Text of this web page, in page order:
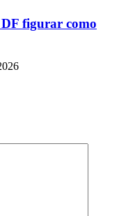
DF figurar como